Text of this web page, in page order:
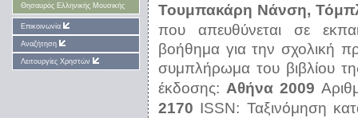
Θησαυρός Ελληνικής Μουσικής
Επικοινωνία
Αναζήτηση
Λειτουργίες Χρηστών
Τουμπακάρη Νάνση,
που απευθύνεται σε
βοήθημα για την σχολική
συμπλήρωμα του βιβλίου
έκδοσης: Αθήνα 2009
2170 ISSN: Ταξινόμηση